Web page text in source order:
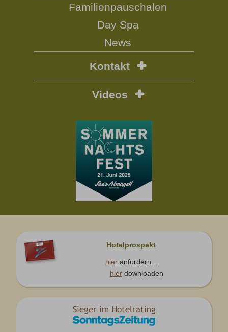
Familienpauschalen
Day Spa
News
Kontakt
Videos
Hotelprospekt
hieranfordern...
hierdownloaden